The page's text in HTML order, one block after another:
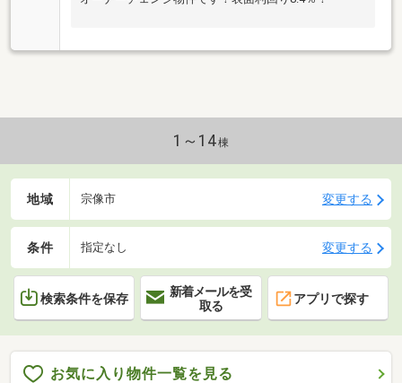
1～14棟
地域 宗像市 変更する
条件 指定なし 変更する
検索条件を保存
新着メールを受
取る
アプリで探す
お気に入り物件一覧を見る